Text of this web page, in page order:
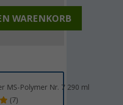
WARENKORB
MS-Polymer Nr. 7 290 ml
(7)